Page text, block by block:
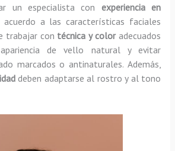
un especialista con experiencia en
a las características faciales
trabajar con técnica y coloradecuados
de vello natural y evitar
marcados o antinaturales. Además,
deben adaptarse al rostro y al tono